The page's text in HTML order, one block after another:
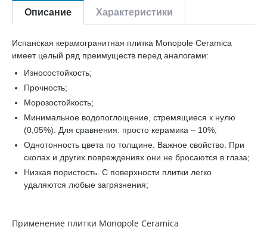
Описание Характеристики
Испанская керамогранитная плитка Monopole Ceramica
имеет целый ряд преимуществ перед аналогами:
Износостойкость;
Прочность;
Морозостойкость;
Минимальное водопоглощение, стремящиеся к нулю
(0,05%). Для сравнения: просто керамика – 10%;
Однотонность цвета по толщине. Важное свойство. При
сколах и других повреждениях они не бросаются в глаза;
Низкая пористость. С поверхности плитки легко
удаляются любые загрязнения;
Применение плитки Monopole Ceramica